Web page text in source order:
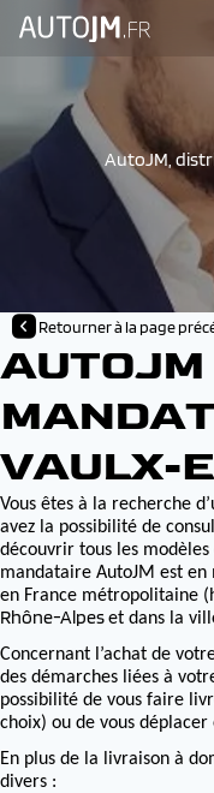
AutoJM,
Retourner à la page
AUTOJM
VAULX-
Vous êtes à la recherche
avez la possibilité de
découvrir tous les
mandataire AutoJM est
en France métropolitaine
Rhône-Alpeset dans la
Concernant l’achat de
des démarches liées à
possibilité de vous faire
choix) ou de vous
En plus de la livraison à
divers :